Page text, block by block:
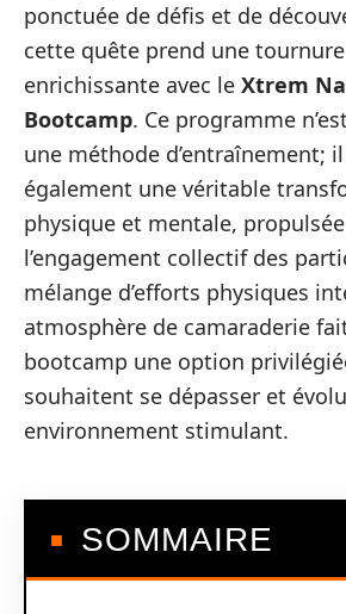
ponctuée de défis et de
cette quête prend une
enrichissante avec le Xtrem
Bootcamp. Ce programme
une méthode d’entraînement;
également une véritable
physique et mentale,
l’engagement collectif des
mélange d’efforts physiques
atmosphère de camaraderie
bootcamp une option
souhaitent se dépasser et
environnement stimulant.
SOMMAIRE